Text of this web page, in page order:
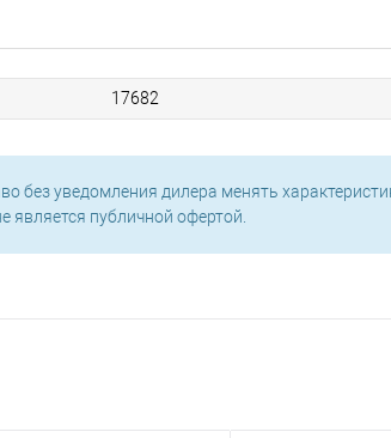
17682
без уведомления дилера менять
является публичной офертой.